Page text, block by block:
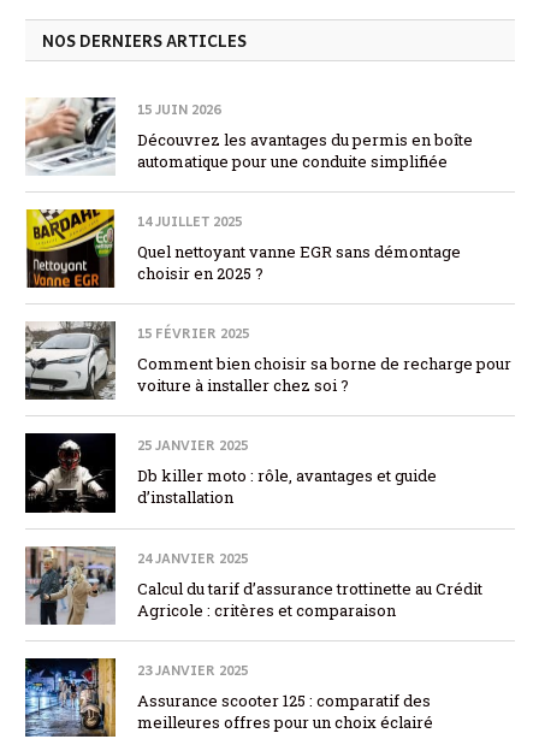
NOS DERNIERS ARTICLES
15 JUIN 2026
Découvrez les avantages du permis en boîte
automatique pour une conduite simplifiée
14 JUILLET 2025
Quel nettoyant vanne EGR sans démontage
choisir en 2025 ?
15 FÉVRIER 2025
Comment bien choisir sa borne de recharge pour
voiture à installer chez soi ?
25 JANVIER 2025
Db killer moto : rôle, avantages et guide
d’installation
24 JANVIER 2025
Calcul du tarif d’assurance trottinette au Crédit
Agricole : critères et comparaison
23 JANVIER 2025
Assurance scooter 125 : comparatif des
meilleures offres pour un choix éclairé